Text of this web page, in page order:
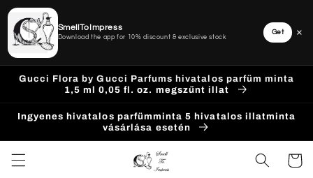
Ugrás a
tartalomhoz
Gucci Flora by Gucci Parfums hivatalos parfüm minta
1,5 ml 0,05 fl. oz. megszűnt illat
Ingyenes hivatalos parfümminta 5 hivatalos illatminta
vásárlása esetén
Kosár
SmellToImpress
Download the app for 10% discount & exclusive stock
Get ×